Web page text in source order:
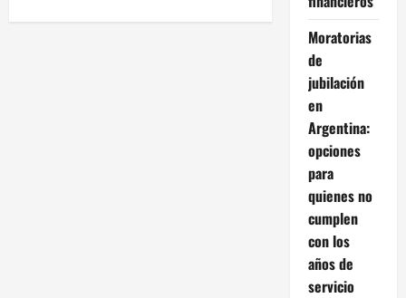
g
Moratorias
de
jubilación
en
Argentina:
opciones
para
quienes no
cumplen
con los
años de
servicio